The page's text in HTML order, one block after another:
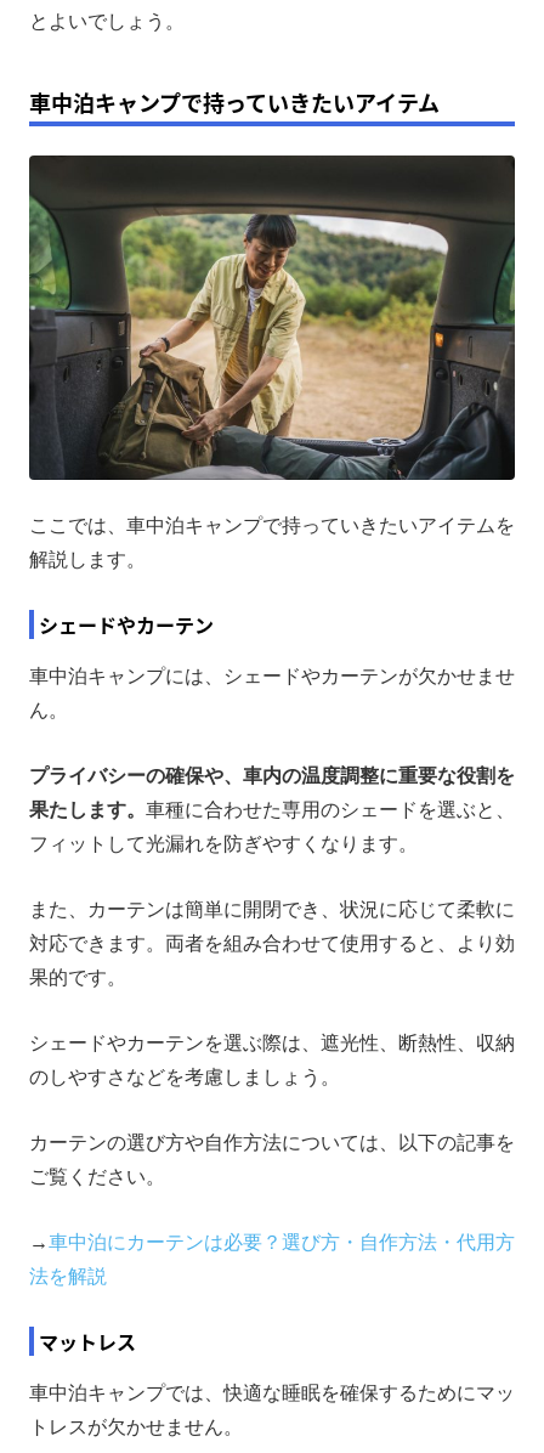
とよいでしょう。
車中泊キャンプで持っていきたいアイテム
ここでは、車中泊キャンプで持っていきたいアイテムを
解説します。
シェードやカーテン
車中泊キャンプには、シェードやカーテンが欠かせませ
ん。
プライバシーの確保や、車内の温度調整に重要な役割を
果たします。 車種に合わせた専用のシェードを選ぶと、
フィットして光漏れを防ぎやすくなります。
また、カーテンは簡単に開閉でき、状況に応じて柔軟に
対応できます。両者を組み合わせて使用すると、より効
果的です。
シェードやカーテンを選ぶ際は、遮光性、断熱性、収納
のしやすさなどを考慮しましょう。
カーテンの選び方や自作方法については、以下の記事を
ご覧ください。
→車中泊にカーテンは必要？選び方・自作方法・代用方
法を解説
マットレス
車中泊キャンプでは、快適な睡眠を確保するためにマッ
トレスが欠かせません。